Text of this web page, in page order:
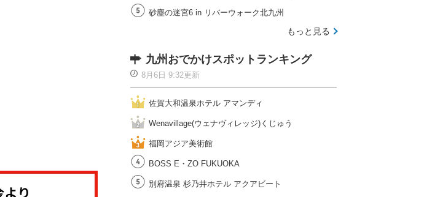
砂塵の迷宮6 in リバーウォーク北九州
もっと見る
九州おでかけスポットランキング
8月6日 9:32更新
佐賀大和温泉ホテル アマンディ
Wenavillage(ウェナヴィレッジ)くじゅう
福岡アジア美術館
BOSS E・ZO FUKUOKA
別府温泉 杉乃井ホテル アクアビート